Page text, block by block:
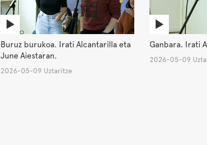
Buruz burukoa. Irati Alcantarilla eta
June Aiestaran.
2026-05-09 Uztaritze
Ganbara. Irati
2026-05-09